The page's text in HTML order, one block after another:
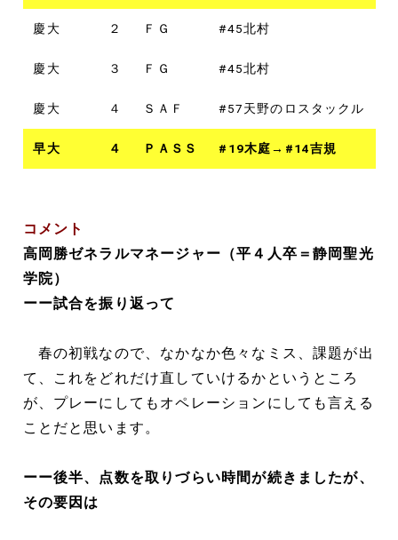
慶大 ２ ＦＧ #45北村
慶大 ３ ＦＧ #45北村
慶大 ４ ＳＡＦ #57天野のロスタックル
早大 ４ ＰＡＳＳ #19木庭→#14吉規
コメント
高岡勝ゼネラルマネージャー（平４人卒＝静岡聖光
学院）
ーー試合を振り返って
春の初戦なので、なかなか色々なミス、課題が出
て、これをどれだけ直していけるかというところ
が、プレーにしてもオペレーションにしても言える
ことだと思います。
ーー後半、点数を取りづらい時間が続きましたが、
その要因は